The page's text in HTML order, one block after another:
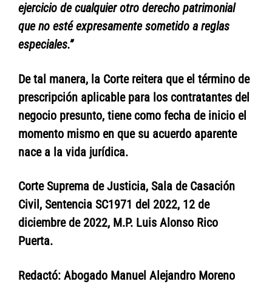
ejercicio de cualquier otro derecho patrimonial
que no esté expresamente sometido a reglas
especiales.”
De tal manera, la Corte reitera que el término de
prescripción aplicable para los contratantes del
negocio presunto, tiene como fecha de inicio el
momento mismo en que su acuerdo aparente
nace a la vida jurídica.
Corte Suprema de Justicia, Sala de Casación
Civil, Sentencia SC1971 del 2022, 12 de
diciembre de 2022, M.P. Luis Alonso Rico
Puerta.
Redactó: Abogado Manuel Alejandro Moreno